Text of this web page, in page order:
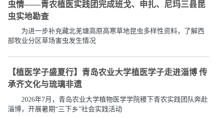
虫情——青农植医实践团完成班戈、申扎、尼玛三县昆
虫实地勘查
为进一步补充藏北羌塘高原高寒草地昆虫多样性资料，了解西
部牧业分区草场害虫发生情况
【植医学子盛夏行】青岛农业大学植医学子走进淄博 传
承齐文化与琉璃非遗
2026年7月，青岛农业大学植物医学学院稷下青农实践团队奔赴
淄博，开展暑期“三下乡”社会实践活动